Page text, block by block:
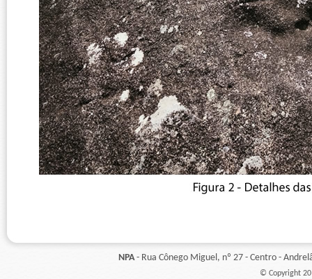
NPA- Rua Cônego Miguel, nº 27 - Centro -
© Copyright